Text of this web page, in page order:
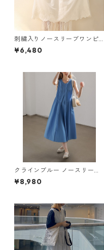
刺繍入りノースリーブワンピ
ース 2col H 260054
¥6,480
クラインブルー ノースリーブ
ロングドレス H 260113
¥8,980